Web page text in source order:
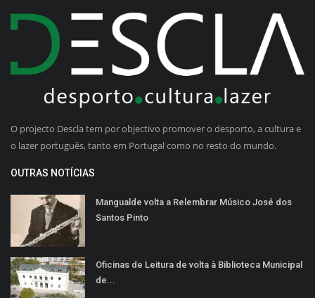
O projecto Descla tem por objectivo promover o desporto, a cultura e
o lazer português, tanto em Portugal como no resto do mundo.
OUTRAS NOTÍCIAS
Mangualde volta a Relembrar Músico José dos
Santos Pinto
Oficinas de Leitura de volta à Biblioteca Municipal
de...